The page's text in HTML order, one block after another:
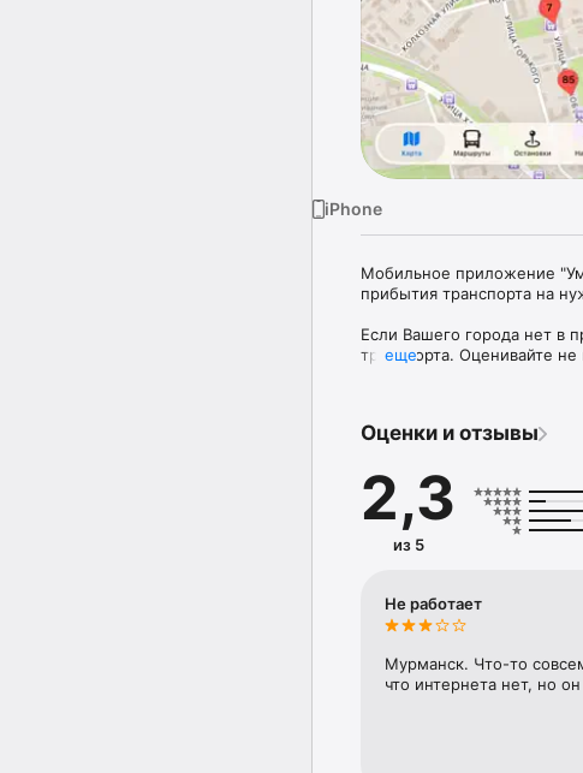
iPhone
Мобильное приложение
прибытия транспорта на
Если Вашего города нет в
транспорта. Оценивайте
предоставляют наши
терминал неисправен/не
информация по данному
Прогнозы на сервере
пробки.
еще
Оценки и отзывы
2,3
из 5
Не работает
Мурманск. Что-то
что интернета нет, но